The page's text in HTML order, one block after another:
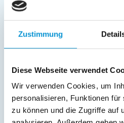
Zustimmung
Diese Webseite verwendet
Wir verwenden Cookies, um
personalisieren, Funktionen
zu können und die Zugriffe auf
Museen der Stadt Wolgast
Zu den Wolgaster Museen
Stadtgeschichtliches Museum
zur Website
Wildlife Usedom
Wildlife Usedom? Action,